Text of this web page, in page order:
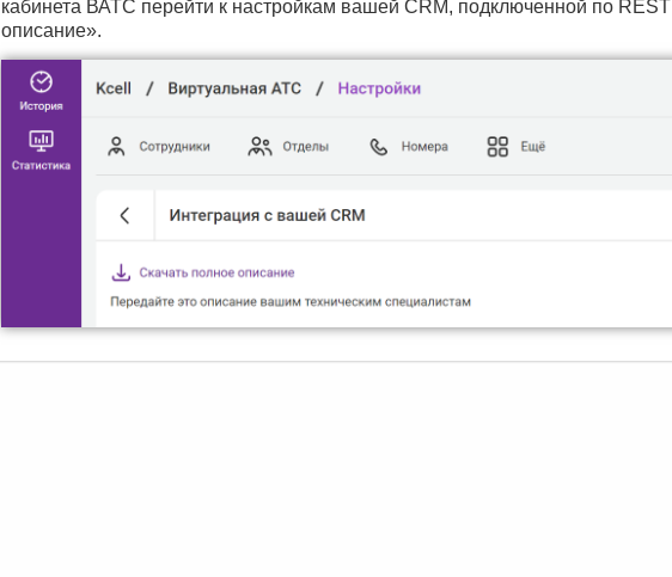
кабинета ВАТС перейти к настройкам вашей CRM, подключенной по REST
описание».